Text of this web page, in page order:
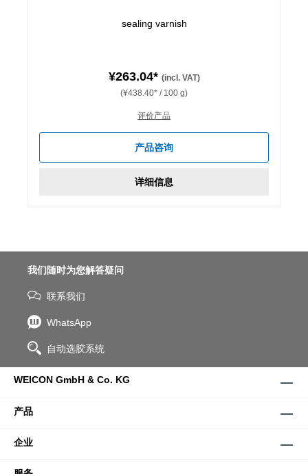
sealing varnish
¥263.04* (incl. VAT)
(¥438.40* / 100 g)
评价产品
产品咨询
详细信息
我们随时为您解答疑问
联系我们
WhatsApp
自动选胶系统
WEICON GmbH & Co. KG
产品
企业